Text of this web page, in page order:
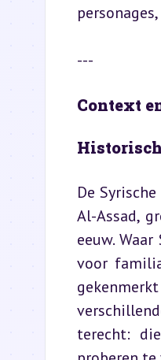
---
Context
De
Al-Assad,
eeuw.
voor
terecht: